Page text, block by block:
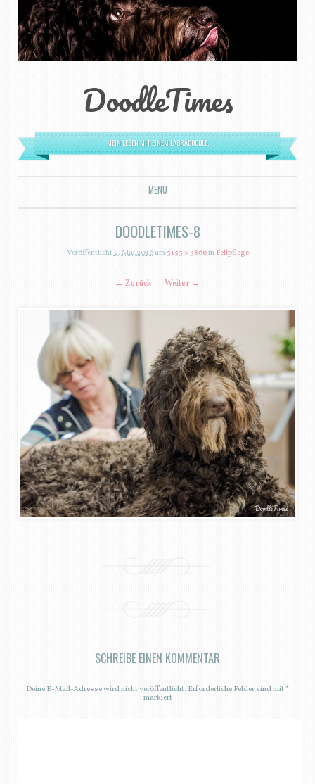
DoodleTimes
MEIN LEBEN MIT EINEM LABRADOODLE.
MENÜ
ZUM INHALT SPRINGEN
DOODLETIMES-8
Veröffentlicht2. Mai 2016um5155 × 3866inFellpflege
← Zurück Weiter →
SCHREIBE EINEN KOMMENTAR
Deine E-Mail-Adresse wird nicht veröffentlicht. Erforderliche Felder sind mit*
markiert